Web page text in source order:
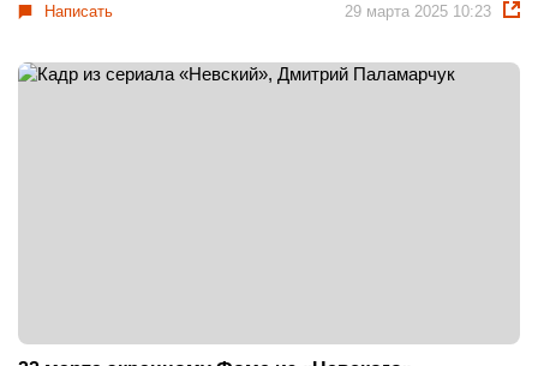
Написать 29 марта 2025 10:23